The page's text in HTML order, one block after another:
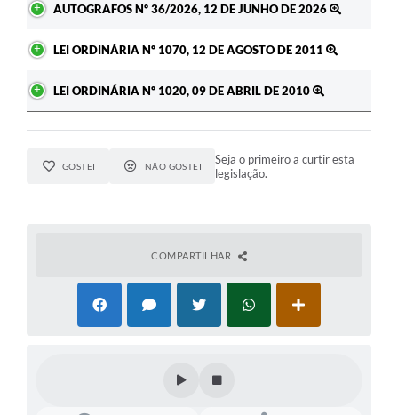
AUTOGRAFOS Nº 36/2026, 12 DE JUNHO DE 2026
LEI ORDINÁRIA Nº 1070, 12 DE AGOSTO DE 2011
LEI ORDINÁRIA Nº 1020, 09 DE ABRIL DE 2010
GOSTEI NÃO GOSTEI
Seja o primeiro a curtir esta
legislação.
COMPARTILHAR